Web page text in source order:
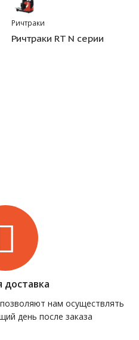
Ричтраки
Ричтраки RT N серии
доставка
нам осуществлять
день после заказа